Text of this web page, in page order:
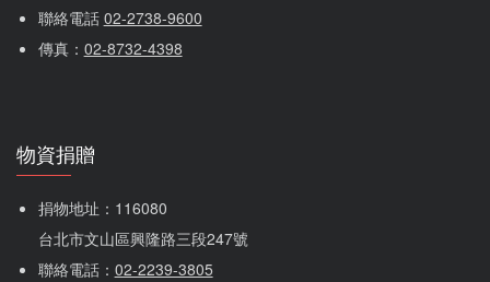
聯絡電話 02-2738-9600
傳真： 02-8732-4398
物資捐贈
捐物地址：116080
台北市文山區興隆路三段247號
聯絡電話： 02-2239-3805